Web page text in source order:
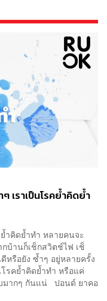
เราเป็นโรคย้ำคิดย้ำ
ำคิดย้ำทำ หลายคนจะ
บ้านก็เช็กสวิตช์ไฟ เช็
หรือยัง ซ้ำๆ อยู่หลายครั้ง
รคย้ำคิดย้ำทำ หรือแค่
มากๆ กันแน่ ปอนด์ ยาคอ